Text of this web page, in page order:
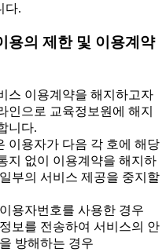
다.
용의 제한 및 이용계약
스 이용계약을 해지하고자
인으로 교육정보원에 해지
니다.
이용자가 다음 각 호에 해당
지 없이 이용계약을 해지하
부의 서비스 제공을 중지할
용자번호를 사용한 경우
보를 전송하여 서비스의 안
방해하는 경우